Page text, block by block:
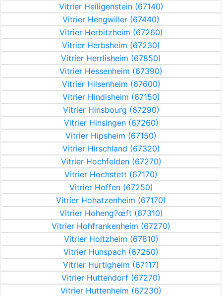
Vitrier Heiligenstein (67140)
Vitrier Hengwiller (67440)
Vitrier Herbitzheim (67260)
Vitrier Herbsheim (67230)
Vitrier Herrlisheim (67850)
Vitrier Hessenheim (67390)
Vitrier Hilsenheim (67600)
Vitrier Hindisheim (67150)
Vitrier Hinsbourg (67290)
Vitrier Hinsingen (67260)
Vitrier Hipsheim (67150)
Vitrier Hirschland (67320)
Vitrier Hochfelden (67270)
Vitrier Hochstett (67170)
Vitrier Hoffen (67250)
Vitrier Hohatzenheim (67170)
Vitrier Hoheng?œft (67310)
Vitrier Hohfrankenheim (67270)
Vitrier Holtzheim (67810)
Vitrier Hunspach (67250)
Vitrier Hurtigheim (67117)
Vitrier Huttendorf (67270)
Vitrier Huttenheim (67230)